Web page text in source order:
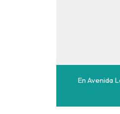
En Avenida